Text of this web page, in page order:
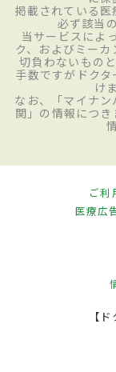
掲載されている
必ず該当
当サービスによ
ク、およびミー
切負わないもの
手数ですがドク
け
なお、「マイナ
関」の情報につき
ご利
医療広
【